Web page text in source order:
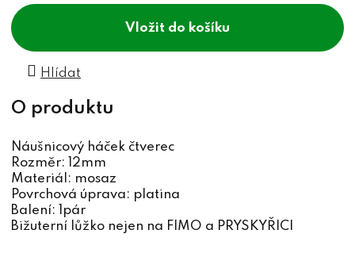
do košíku
Hlídat
Náušnicový háček čtverec
Rozměr: 12mm
Materiál: mosaz
Povrchová úprava: platina
Balení: 1pár
Bižuterní lůžko nejen na FIMO a PRYSKYŘICI